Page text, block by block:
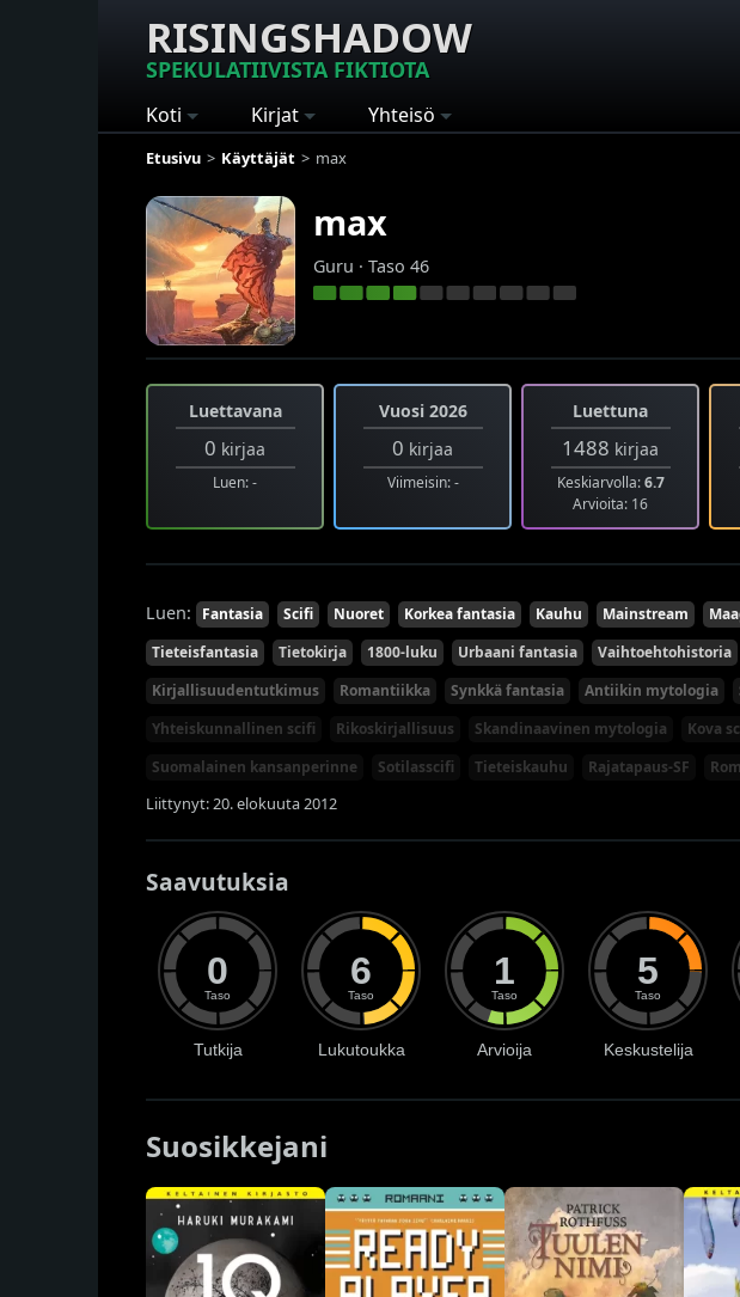
RISINGSHADOW
SPEKULATIIVISTA FIKTIOTA
Koti Kirjat Yhteisö
Etusivu Käyttäjät max
max
Guru · Taso 46
Luettavana
0 kirjaa
Luen: -
Vuosi 2026
0 kirjaa
Viimeisin: -
Luettuna
1488 kirjaa
Keskiarvolla:6.7
Arvioita: 16
Luen: Fantasia Scifi Nuoret Korkea fantasia Kauhu Mainstream
Tieteisfantasia
Tietokirja 1800-luku Urbaani fantasia Vaihtoehtohistoria
Kirjallisuudentutkimus
Romantiikka Synkkä fantasia Antiikin mytologia
Yhteiskunnallinen scifi
Rikoskirjallisuus Skandinaavinen mytologia Kova
Suomalainen kansanperinne
Sotilasscifi Tieteiskauhu Rajatapaus-SF
Liittynyt: 20. elokuuta 2012
Saavutuksia
0
Taso
Tutkija
6
Taso
Lukutoukka
1
Taso
Arvioija
5
Taso
Keskustelija
Suosikkejani